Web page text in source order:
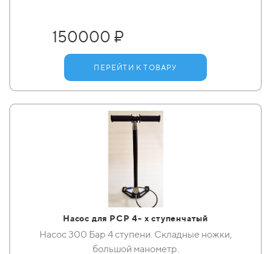
150000 ₽
ПЕРЕЙТИ К ТОВАРУ
Насос для РСР 4- х ступенчатый
Насос 300 Бар 4 ступени. Складные ножки,
большой манометр.